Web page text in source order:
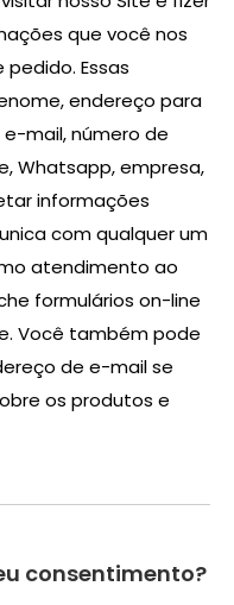
que você nos
Essas
endereço para
mail, número de
Whatsapp, empresa,
informações
com qualquer um
atendimento ao
formulários on-line
Você também pode
de e-mail se
os produtos e
consentimento?